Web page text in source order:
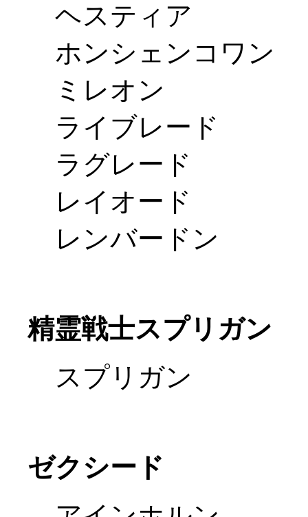
ヘスティア
ホンシェンコワン
ミレオン
ライブレード
ラグレード
レイオード
レンバードン
精霊戦士スプリガン
スプリガン
ゼクシード